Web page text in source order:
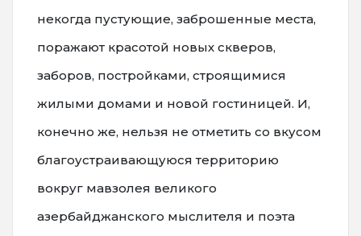
некогда пустующие, заброшенные места,
поражают красотой новых скверов,
заборов, постройками, строящимися
жилыми домами и новой гостиницей. И,
конечно же, нельзя не отметить со вкусом
благоустраивающуюся территорию
вокруг мавзолея великого
азербайджанского мыслителя и поэта